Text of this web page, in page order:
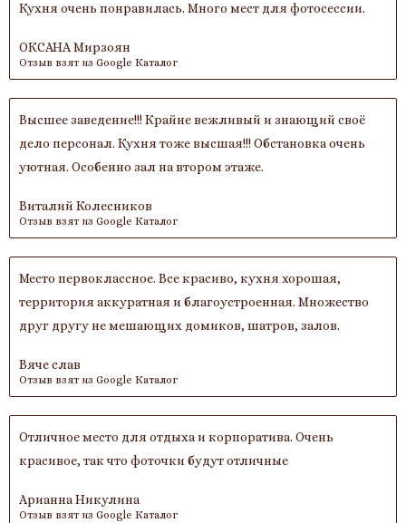
Кухня очень понравилась. Много мест для фотосессии.
ОКСАНА Мирзоян
Отзыв взят из Google Каталог
Высшее заведение!!! Крайне вежливый и знающий своё
дело персонал. Кухня тоже высшая!!! Обстановка очень
уютная. Особенно зал на втором этаже.
Виталий Колесников
Отзыв взят из Google Каталог
Место первоклассное. Все красиво, кухня хорошая,
территория аккуратная и благоустроенная. Множество
друг другу не мешающих домиков, шатров, залов.
Вяче слав
Отзыв взят из Google Каталог
Отличное место для отдыха и корпоратива. Очень
красивое, так что фоточки будут отличные
Арианна Никулина
Отзыв взят из Google Каталог